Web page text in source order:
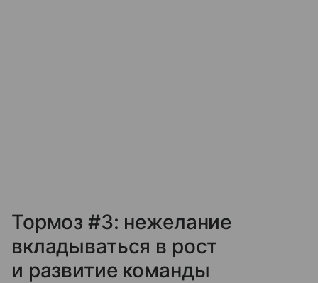
Тормоз #3: нежелание
вкладываться в рост
и развитие команды